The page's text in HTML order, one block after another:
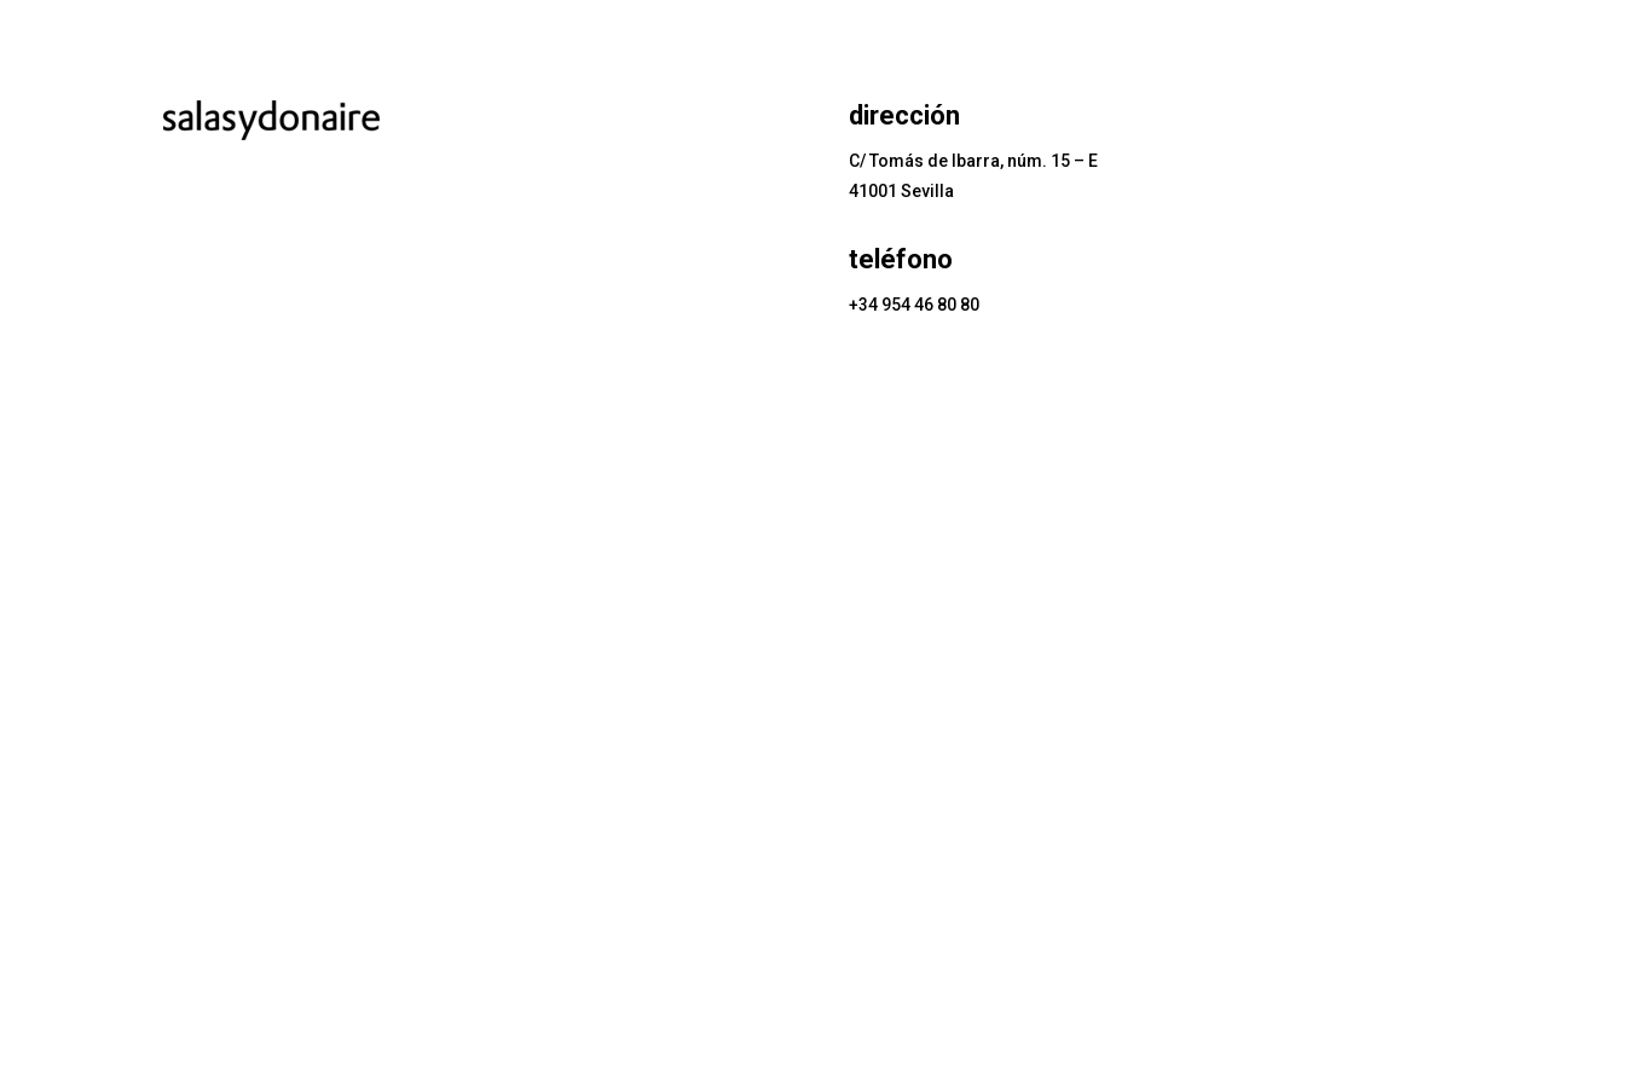
dirección
C/ Tomás de Ibarra, núm. 15 – E
41001 Sevilla
teléfono
+34 954 46 80 80